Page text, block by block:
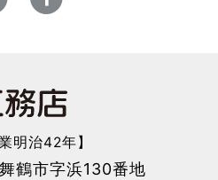
明治42年】
市字浜130番地